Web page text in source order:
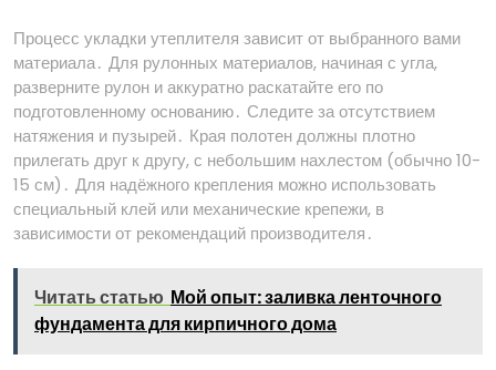
Процесс укладки утеплителя зависит от выбранного вами
материала․ Для рулонных материалов, начиная с угла,
разверните рулон и аккуратно раскатайте его по
подготовленному основанию․ Следите за отсутствием
натяжения и пузырей․ Края полотен должны плотно
прилегать друг к другу, с небольшим нахлестом (обычно 10-
15 см)․ Для надёжного крепления можно использовать
специальный клей или механические крепежи, в
зависимости от рекомендаций производителя․
Читать статью Мой опыт: заливка ленточного
фундамента для кирпичного дома